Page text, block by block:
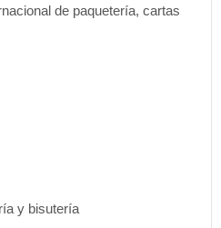
de paquetería, cartas
y bisutería